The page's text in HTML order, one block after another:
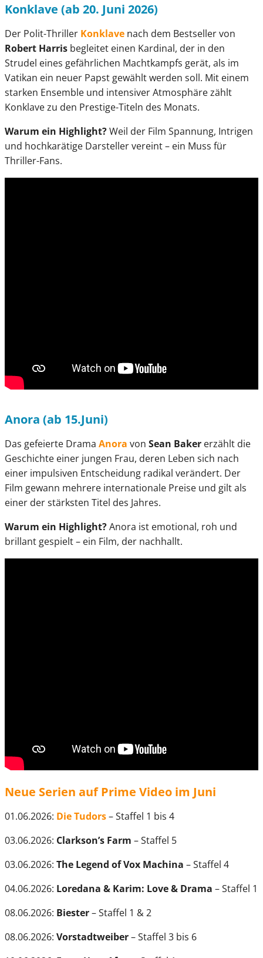
Konklave (ab 20. Juni 2026)
Der Polit-Thriller Konklave nach dem Bestseller von
Robert Harris begleitet einen Kardinal, der in den
Strudel eines gefährlichen Machtkampfs gerät, als im
Vatikan ein neuer Papst gewählt werden soll. Mit einem
starken Ensemble und intensiver Atmosphäre zählt
Konklave zu den Prestige-Titeln des Monats.
Warum ein Highlight?Weil der Film Spannung, Intrigen
und hochkarätige Darsteller vereint – ein Muss für
Thriller-Fans.
Anora (ab 15.Juni)
Das gefeierte Drama Anora von Sean Baker erzählt die
Geschichte einer jungen Frau, deren Leben sich nach
einer impulsiven Entscheidung radikal verändert. Der
Film gewann mehrere internationale Preise und gilt als
einer der stärksten Titel des Jahres.
Warum ein Highlight?Anora ist emotional, roh und
brillant gespielt – ein Film, der nachhallt.
Neue Serien auf Prime Video im Juni
01.06.2026: Die Tudors– Staffel 1 bis 4
03.06.2026: Clarkson’s Farm – Staffel 5
03.06.2026: The Legend of Vox Machina – Staffel 4
04.06.2026: Loredana & Karim: Love & Drama – Staffel 1
08.06.2026: Biester– Staffel 1 & 2
08.06.2026: Vorstadtweiber– Staffel 3 bis 6